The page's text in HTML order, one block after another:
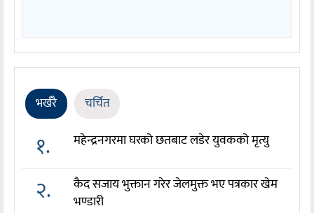
भर्खरै चर्चित
१. महेन्द्रनगरमा घरको छतबाट लडेर युवकको मृत्यु
२.
कैद सजाय भुक्तान गरेर जेलमुक्त भए पत्रकार खेम
भण्डारी